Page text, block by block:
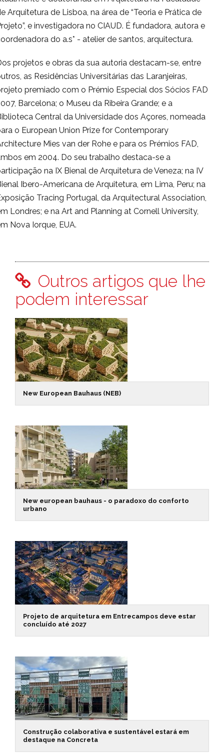
Arquitetura de Lisboa, na área de “Teoria e Prática de
e investigadora no CIAUD. É fundadora, autora e
do a.s* - atelier de santos, arquitectura.
projetos e obras da sua autoria destacam-se, entre
as Residências Universitárias das Laranjeiras,
premiado com o Prémio Especial dos Sócios FAD
Barcelona; o Museu da Ribeira Grande; e a
Central da Universidade dos Açores, nomeada
o European Union Prize for Contemporary
Mies van der Rohe e para os Prémios FAD,
em 2004. Do seu trabalho destaca-se a
na IX Bienal de Arquitetura de Veneza; na IV
Ibero-Americana de Arquitetura, em Lima, Peru; na
Tracing Portugal, da Arquitectural Association,
Londres; e na Art and Planning at Cornell University,
Nova Iorque, EUA.
Outros artigos que lhe
podem interessar
New European Bauhaus (NEB)
New european bauhaus - o paradoxo do conforto
urbano
Projeto de arquitetura em Entrecampos deve estar
concluído até 2027
Construção colaborativa e sustentável estará em
destaque na Concreta